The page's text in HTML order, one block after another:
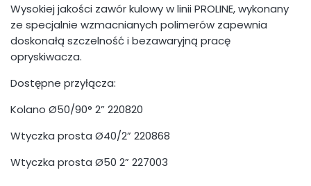
Wysokiej jakości zawór kulowy w linii PROLINE, wykonany
ze specjalnie wzmacnianych polimerów zapewnia
doskonałą szczelność i bezawaryjną pracę
opryskiwacza.
Dostępne przyłącza:
Kolano Ø50/90° 2” 220820
Wtyczka prosta Ø40/2” 220868
Wtyczka prosta Ø50 2” 227003